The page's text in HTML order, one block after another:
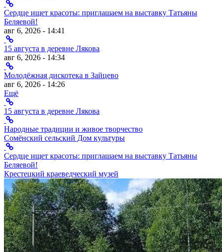
Сердце ищет красоты: приглашаем на выставку Татьяны
Беляевой!
авг 6, 2026 - 14:41
15 августа в деревне Лякова
авг 6, 2026 - 14:34
Молодёжная дискотека в Зайцево
авг 6, 2026 - 14:26
Ещё
15 августа в деревне Лякова
Народные традиции и живое творчество
Сомёнский сельский Дом культуры
Сердце ищет красоты: приглашаем на выставку Татьяны
Беляевой!
Крестецкий краеведческий музей